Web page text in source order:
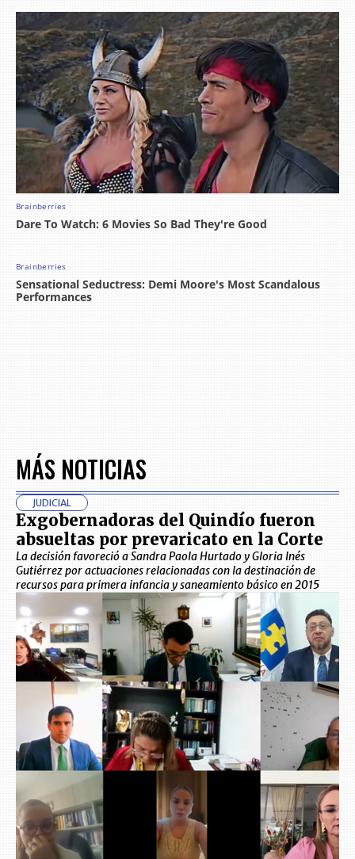
MÁS NOTICIAS
JUDICIAL
Exgobernadoras del Quindío fueron
absueltas por prevaricato en la Corte
La decisión favoreció a Sandra Paola Hurtado y Gloria Inés
Gutiérrez por actuaciones relacionadas con la destinación de
recursos para primera infancia y saneamiento básico en 2015